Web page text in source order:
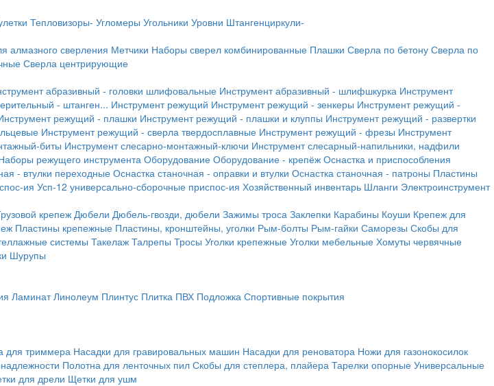
Тепловизоры- Угломеры Угольники Уровни Штангенциркули-
алмазного сверления Метчики Наборы сверел комбинированные Плашки Сверла по бетону Сверла по
Сверла центрирующие
абразивный - головки шлифовальные Инструмент абразивный - шлифшкурка Инструмент
- штанген... Инструмент режущий Инструмент режущий - зенкеры Инструмент режущий -
режущий - плашки Инструмент режущий - плашки и клуппы Инструмент режущий - развертки
Инструмент режущий - сверла твердосплавные Инструмент режущий - фрезы Инструмент
биты Инструмент слесарно-монтажный-ключи Инструмент слесарный-напильники, надфили
режущего инструмента Оборудование Оборудование - крепёж Оснастка и приспособления
- втулки переходные Оснастка станочная - оправки и втулки Оснастка станочная - патроны Пластины
ия Усп-12 универсально-сборочные приспос-ия Хозяйственный инвентарь Шланги Электроинструмент
крепеж Дюбели Дюбель-гвозди, дюбели Зажимы троса Заклепки Карабины Коуши Крепеж для
Пластины крепежные Пластины, кронштейны, уголки Рым-болты Рым-гайки Саморезы Скобы для
системы Такелаж Талрепы Тросы Уголки крепежные Уголки мебельные Хомуты червячные
Шурупы
Ламинат Линолеум Плинтус Плитка ПВХ Подложка Спортивные покрытия
для триммера Насадки для гравировальных машин Насадки для реноватора Ножи для газонокосилок
Полотна для ленточных пил Скобы для степлера, плайера Тарелки опорные Универсальные
для дрели Щетки для ушм